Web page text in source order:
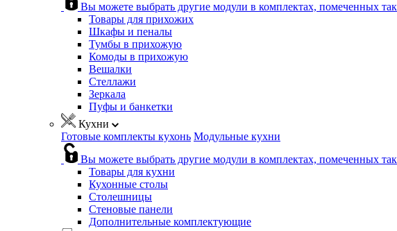
Вы можете выбрать другие модули в комплектах, помеченных
Товары для прихожих
Шкафы и пеналы
Тумбы в прихожую
Комоды в прихожую
Вешалки
Стеллажи
Зеркала
Пуфы и банкетки
Кухни
Готовые комплекты кухонь Модульные кухни
Вы можете выбрать другие модули в комплектах, помеченных
Товары для кухни
Кухонные столы
Столешницы
Стеновые панели
Дополнительные комплектующие